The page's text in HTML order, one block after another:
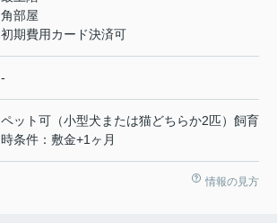
角部屋
初期費用カード決済可
-
ペット可（小型犬または猫どちらか2匹）飼育
時条件：敷金+1ヶ月
情報の見方